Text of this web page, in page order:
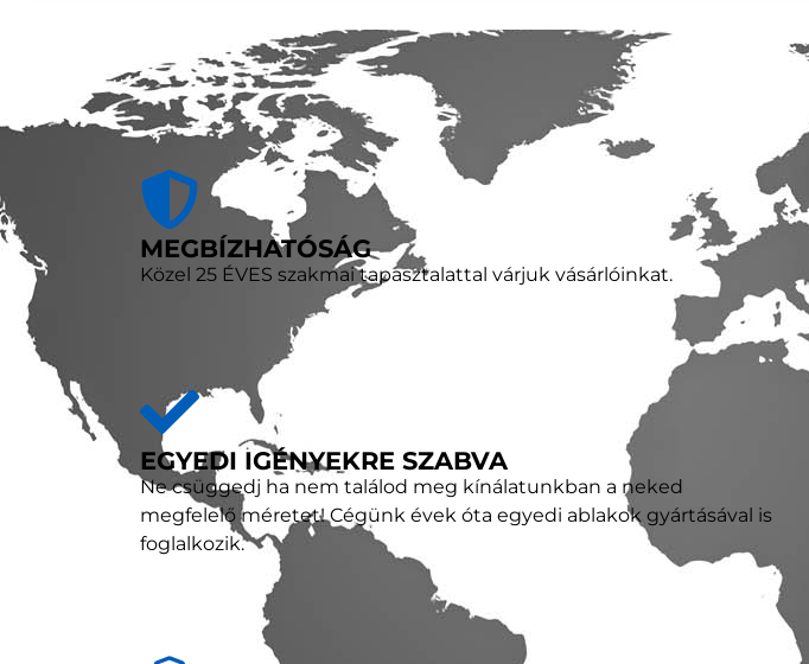
MEGBÍZHATÓSÁG
Közel 25 ÉVES szakmai tapasztalattal várjuk vásárlóinkat.
EGYEDI IGÉNYEKRE SZABVA
Ne csüggedj ha nem találod meg kínálatunkban a neked
megfelelő méretet! Cégünk évek óta egyedi ablakok gyártásával is
foglalkozik.